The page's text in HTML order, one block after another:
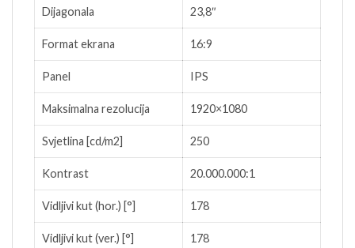
Dijagonala
23,8″
Format ekrana 16:9
Panel IPS
Maksimalna rezolucija 1920×1080
Svjetlina [cd/m2] 250
Kontrast 20.000.000:1
Vidljivi kut (hor.) [°] 178
Vidljivi kut (ver.) [°] 178